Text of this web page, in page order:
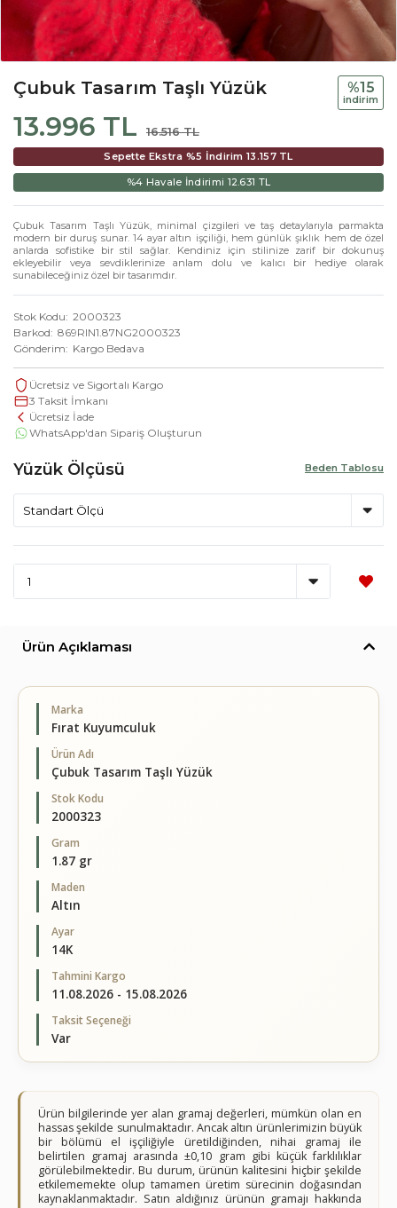
Çubuk Tasarım Taşlı Yüzük
13.996 TL 16.516 TL
%15
i̇ndi̇ri̇m
Sepette Ekstra %5 İndirim13.157 TL
%4 Havale İndirimi 12.631 TL
Çubuk Tasarım Taşlı Yüzük, minimal çizgileri ve taş detaylarıyla parmakta
modern bir duruş sunar. 14 ayar altın işçiliği, hem günlük şıklık hem de özel
anlarda sofistike bir stil sağlar. Kendiniz için stilinize zarif bir dokunuş
ekleyebilir veya sevdiklerinize anlam dolu ve kalıcı bir hediye olarak
sunabileceğiniz özel bir tasarımdır.
Stok Kodu 2000323
Barkod 869RIN1.87NG2000323
Gönderim
Kargo Bedava
Ücretsiz ve Sigortalı Kargo
3 Taksit İmkanı
Ücretsiz İade
WhatsApp'dan Sipariş Oluşturun
Beden Tablosu
Yüzük Ölçüsü
Ürün Açıklaması
Marka
Fırat Kuyumculuk
Ürün Adı
Çubuk Tasarım Taşlı Yüzük
Stok Kodu
2000323
Gram
1.87 gr
Maden
Altın
Ayar
14K
Tahmini Kargo
11.08.2026 - 15.08.2026
Taksit Seçeneği
Var
Ürün bilgilerinde yer alan gramaj değerleri, mümkün olan en
hassas şekilde sunulmaktadır. Ancak altın ürünlerimizin büyük
bir bölümü el işçiliğiyle üretildiğinden, nihai gramaj ile
belirtilen gramaj arasında ±0,10 gram gibi küçük farklılıklar
görülebilmektedir. Bu durum, ürünün kalitesini hiçbir şekilde
etkilememekte olup tamamen üretim sürecinin doğasından
kaynaklanmaktadır. Satın aldığınız ürünün gramajı hakkında